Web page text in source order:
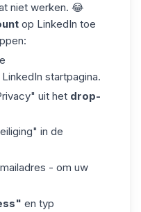
niet werken. 😂
op LinkedIn toe
startpagina.
uit het drop-
in de
- om uw
en typ